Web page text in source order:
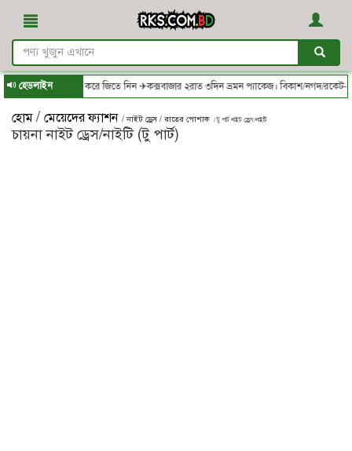
হেডলাইন
থেকে অর্ডার করে জিতে নিন ✈কক্সবাজার ২রাত ৩দিন ভ্রমন প্যাকেজ। বিকাশ/নগদ/রকেট-এ
হোম / মেয়েদের ফ্যাশন / নাইট ড্রেস / রাতের পোশাক / টু পার্ট নাইট ড্রেস/নাইটি
চায়না নাইট ড্রেস/নাইটি (টু পার্ট)